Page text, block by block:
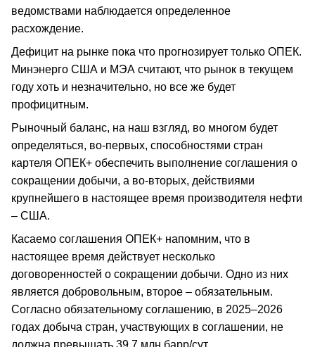
ведомствами наблюдается определенное
расхождение.
Дефицит на рынке пока что прогнозирует только ОПЕК.
Минэнерго США и МЭА считают, что рынок в текущем
году хоть и незначительно, но все же будет
профицитным.
Рыночный баланс, на наш взгляд, во многом будет
определяться, во-первых, способностями стран
картеля ОПЕК+ обеспечить выполнение соглашения о
сокращении добычи, а во-вторых, действиями
крупнейшего в настоящее время производителя нефти
– США.
Касаемо соглашения ОПЕК+ напомним, что в
настоящее время действует несколько
договоренностей о сокращении добычи. Одно из них
является добровольным, второе – обязательным.
Согласно обязательному соглашению, в 2025–2026
годах добыча стран, участвующих в соглашении, не
должна превышать 39,7 млн барр/сут.